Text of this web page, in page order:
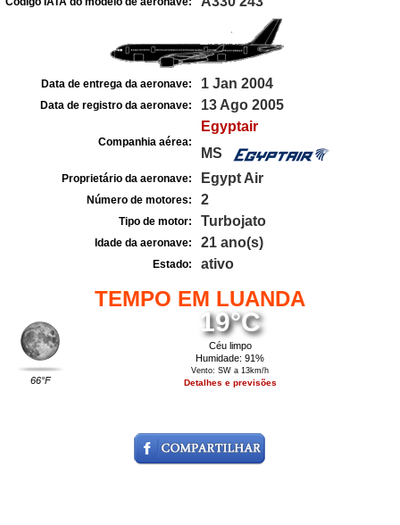
Data de entrega da aeronave: 1 Jan 2004
Data de registro da aeronave: 13 Ago 2005
Companhia aérea:
Egyptair
MS
Proprietário da aeronave: Egypt Air
Número de motores: 2
Tipo de motor: Turbojato
Idade da aeronave: 21 ano(s)
Estado: ativo
TEMPO EM LUANDA
66°F
19°C
Céu limpo
Humidade: 91%
Vento: SW a 13km/h
Detalhes e previsões